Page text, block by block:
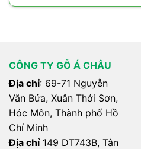
CÔNG TY GỖ Á CHÂU
Địa chỉ: 69-71 Nguyễn
Văn Bứa, Xuân Thới Sơn,
Hóc Môn, Thành phố Hồ
Chí Minh
Địa chỉ149 DT743B, Tân